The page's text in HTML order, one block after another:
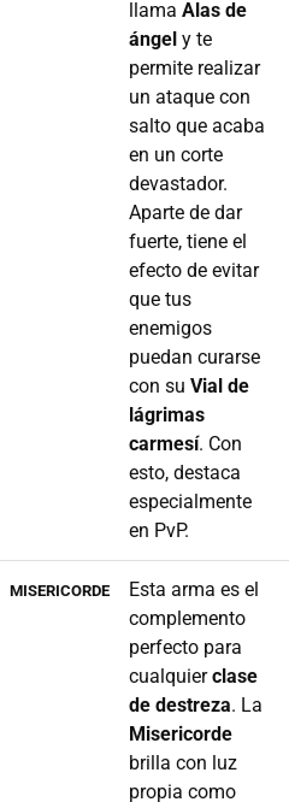
llama Alas de
ángel y te
permite realizar
un ataque con
salto que acaba
en un corte
devastador.
Aparte de dar
fuerte, tiene el
efecto de evitar
que tus
enemigos
puedan curarse
con su Vial de
lágrimas
carmesí. Con
esto, destaca
especialmente
en PvP.
MISERICORDE
Esta arma es el
complemento
perfecto para
cualquierclase
de destreza. La
Misericorde
brilla con luz
propia como